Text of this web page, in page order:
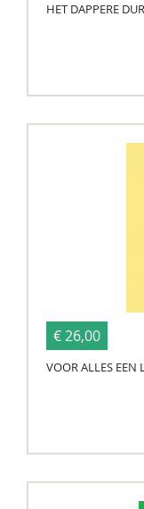
HET DAPPERE
€ 26,00
VOOR ALLES EEN